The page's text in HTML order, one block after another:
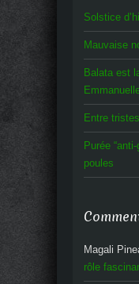
Solstice
Mauvaise
Balata est
Entre
Purée
poules
Magali
rôle